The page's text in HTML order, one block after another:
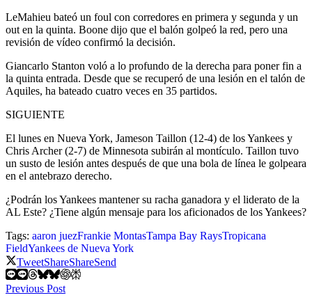
LeMahieu bateó un foul con corredores en primera y segunda y un
out en la quinta. Boone dijo que el balón golpeó la red, pero una
revisión de vídeo confirmó la decisión.
Giancarlo Stanton voló a lo profundo de la derecha para poner fin a
la quinta entrada. Desde que se recuperó de una lesión en el talón de
Aquiles, ha bateado cuatro veces en 35 partidos.
SIGUIENTE
El lunes en Nueva York, Jameson Taillon (12-4) de los Yankees y
Chris Archer (2-7) de Minnesota subirán al montículo. Taillon tuvo
un susto de lesión antes después de que una bola de línea le golpeara
en el antebrazo derecho.
¿Podrán los Yankees mantener su racha ganadora y el liderato de la
AL Este? ¿Tiene algún mensaje para los aficionados de los Yankees?
Tags: aaron juezFrankie MontasTampa Bay RaysTropicana
FieldYankees de Nueva York
TweetShareShareSend
Previous Post